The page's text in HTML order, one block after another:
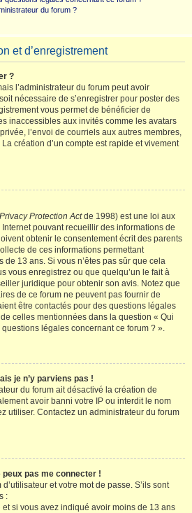
du forum ?
et d’enregistrement
?
l’administrateur du forum peut avoir
nécessaire de s’enregistrer pour poster des
vous permet de bénéficier de
inaccessibles aux invités comme les avatars
l’envoi de courriels aux autres membres,
création d’un compte est rapide et vivement
Protection Actde 1998) est une loi aux
pouvant recueillir des informations de
obtenir le consentement écrit des parents
de ces informations permettant
de 13 ans. Si vous n’êtes pas sûr que cela
vous enregistrez ou que quelqu’un le fait à
juridique pour obtenir son avis. Notez que
de ce forum ne peuvent pas fournir de
être contactés pour des questions légales
celles mentionnées dans la question « Qui
légales concernant ce forum ? ».
je n’y parviens pas !
du forum ait désactivé la création de
avoir banni votre IP ou interdit le nom
utiliser. Contactez un administrateur du forum
pas me connecter !
et votre mot de passe. S’ils sont
:
et si vous avez indiqué avoir moins de 13 ans